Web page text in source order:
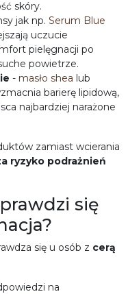
skóry.
jak np. Serum Blue
uczucie
pielęgnacji po
powietrze.
- masło shea lub
barierę lipidową,
najbardziej narażone
zamiast wcierania
ryzyko podrażnień
się
się u osób z cerą
na